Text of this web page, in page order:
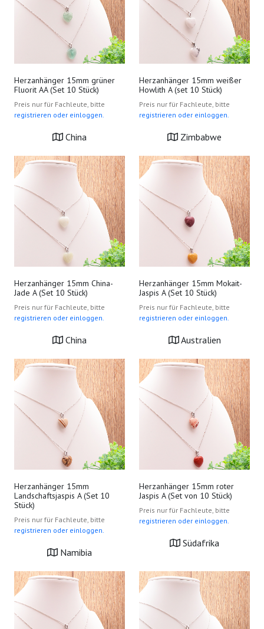
Herzanhänger 15mm grüner
Fluorit AA (Set 10 Stück)
Preis nur für Fachleute, bitte
registrieren oder einloggen.
China
Herzanhänger 15mm weißer
Howlith A (set 10 Stück)
Preis nur für Fachleute, bitte
registrieren oder einloggen.
Zimbabwe
Herzanhänger 15mm China-
Jade A (Set 10 Stück)
Preis nur für Fachleute, bitte
registrieren oder einloggen.
China
Herzanhänger 15mm Mokait-
Jaspis A (Set 10 Stück)
Preis nur für Fachleute, bitte
registrieren oder einloggen.
Australien
Herzanhänger 15mm
Landschaftsjaspis A (Set 10
Stück)
Preis nur für Fachleute, bitte
registrieren oder einloggen.
Namibia
Herzanhänger 15mm roter
Jaspis A (Set von 10 Stück)
Preis nur für Fachleute, bitte
registrieren oder einloggen.
Südafrika